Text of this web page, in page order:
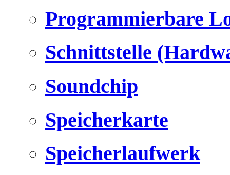
Programmierbare
Schnittstelle
Soundchip
Speicherkarte
Speicherlaufwerk